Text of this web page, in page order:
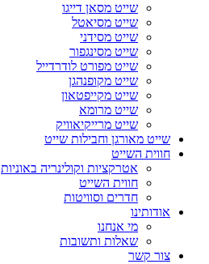
שייט מסאן דייגו
שייט מסיאטל
שייט מסידני
שייט מסינגפור
שייט מפורט לודרדייל
שייט מקופנהגן
שייט מקייפטאון
שייט מרומא
שייט מרייקיאוויק
שייט מאורגן וחבילות שייט
חווית השייט
אטרקציות וקולינריה באוניות
חווית השייט
חדרים וסוויטות
אודותינו
מי אנחנו
שאלות ותשובות
צור קשר